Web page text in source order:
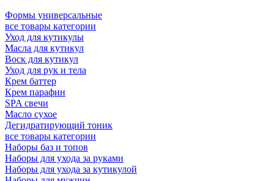
Формы универсальные
все товары категории
Уход для кутикулы
Масла для кутикул
Воск для кутикул
Уход для рук и тела
Крем баттер
Крем парафин
SPA свечи
Масло сухое
Дегидратирующий тоник
все товары категории
Наборы баз и топов
Наборы для ухода за руками
Наборы для ухода за кутикулой